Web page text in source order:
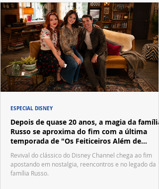
Depois de quase 20 anos, a magia da família
Russo se aproxima do fim com a última
temporada de "Os Feiticeiros Além de
Revival do clássico do Disney Channel chega ao fim
apostando em nostalgia, reencontros e no legado da
família Russo.
ESPECIAL DISNEY